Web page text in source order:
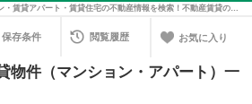
東武日光線（栃木県）の賃貸マンション・賃貸アパート・賃貸住宅の不動産情報を検索！不動産賃貸の物件探しは、お部屋探しのエイブル
保存条件 閲覧履歴 お気に入り
物件（マンション・アパート）一